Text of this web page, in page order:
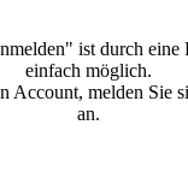
ist durch eine
einfach möglich.
Account, melden Sie
an.